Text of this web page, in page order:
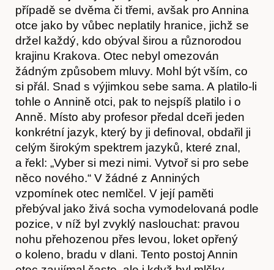
Akce
případě se dvěma či třemi, avšak pro Annina
otce jako by vůbec neplatily hranice, jichž se
držel každý, kdo obýval širou a různorodou
krajinu Krakova. Otec nebyl omezován
žádným způsobem mluvy. Mohl být vším, co
si přál. Snad s výjimkou sebe sama. A platilo-li
tohle o Annině otci, pak to nejspíš platilo i o
Anně. Místo aby profesor předal dceři jeden
konkrétní jazyk, který by ji definoval, obdařil ji
celým širokým spektrem jazyků, které znal,
a řekl: „Vyber si mezi nimi. Vytvoř si pro sebe
něco nového.“ V žádné z Anniných
vzpomínek otec nemlčel. V její paměti
přebýval jako živá socha vymodelovaná podle
pozice, v níž byl zvyklý naslouchat: pravou
nohu přehozenou přes levou, loket opřený
o koleno, bradu v dlani. Tento postoj Annin